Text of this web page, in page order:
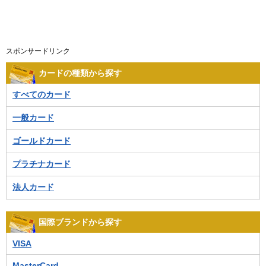
スポンサードリンク
カードの種類から探す
すべてのカード
一般カード
ゴールドカード
プラチナカード
法人カード
国際ブランドから探す
VISA